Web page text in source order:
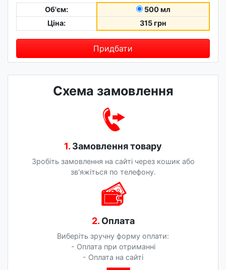
Об'єм:
500 мл
Ціна:
315 грн
Придбати
Схема замовлення
1. Замовлення товару
Зробіть замовлення на сайті через кошик або
зв'яжіться по телефону.
2.Оплата
Виберіть зручну форму оплати:
- Оплата при отриманні
- Оплата на сайті